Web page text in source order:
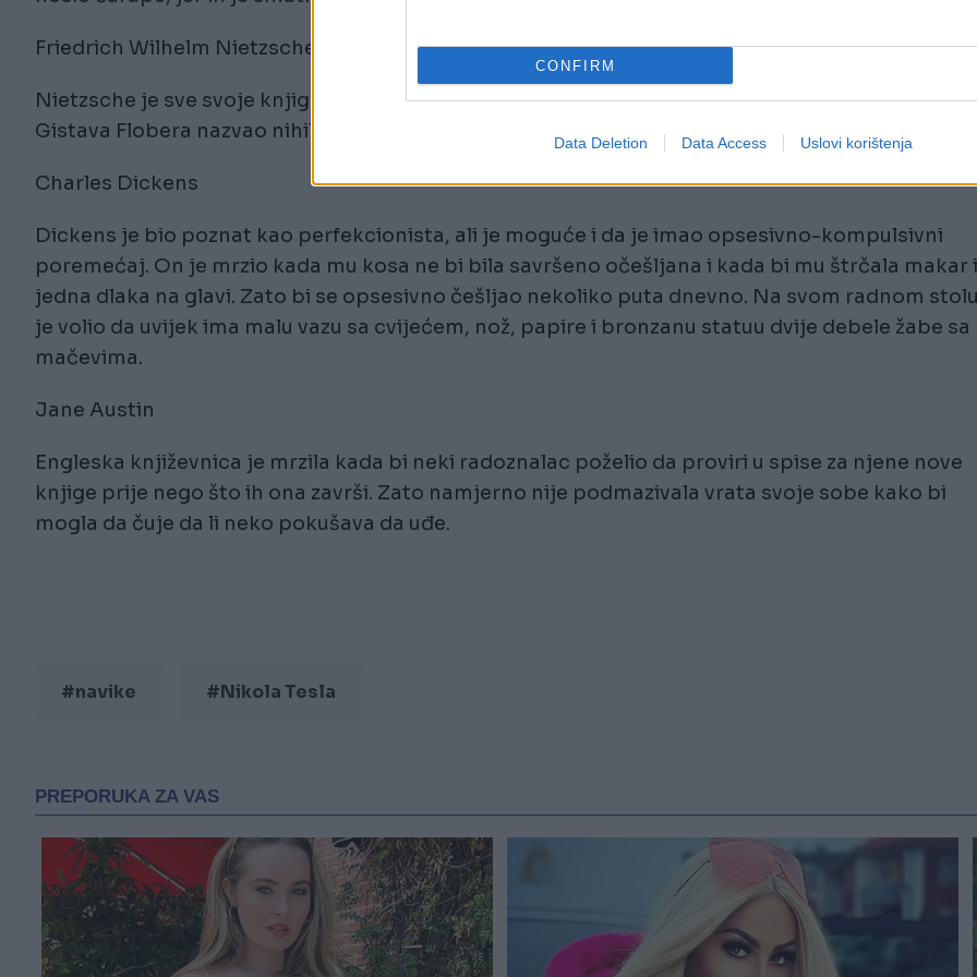
CONFIRM
Data Deletion Data Access Uslovi korištenja
Friedrich Wilhelm Nietzsche
Nietzsche je sve svoje knjige pisao stojećki i kritikovao je sve druge koji to nisu radili. Jednom
Gistava Flobera nazvao nihilistom jer se odmarao dok je Nietzsche pisao.
Charles Dickens
Dickens je bio poznat kao perfekcionista, ali je moguće i da je imao opsesivno-kompulsivni
poremećaj. On je mrzio kada mu kosa ne bi bila savršeno očešljana i kada bi mu štrčala makar i
jedna dlaka na glavi. Zato bi se opsesivno češljao nekoliko puta dnevno. Na svom radnom stolu
je volio da uvijek ima malu vazu sa cvijećem, nož, papire i bronzanu statuu dvije debele žabe sa
mačevima.
Jane Austin
Engleska književnica je mrzila kada bi neki radoznalac poželio da proviri u spise za njene nove
knjige prije nego što ih ona završi. Zato namjerno nije podmazivala vrata svoje sobe kako bi
mogla da čuje da li neko pokušava da uđe.
#navike #Nikola Tesla